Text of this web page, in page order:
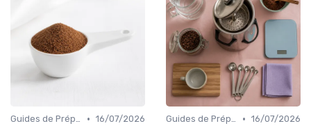
Guides de Préparation • 16/07/2026
Guides de Préparation • 16/07/2026